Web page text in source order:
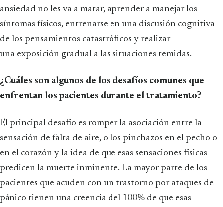
ansiedad no les va a matar, aprender a manejar los
síntomas físicos, entrenarse en una discusión cognitiva
de los pensamientos catastróficos y realizar
una exposición gradual a las situaciones temidas.
¿Cuáles son algunos de los desafíos comunes que
enfrentan los pacientes durante el tratamiento?
El principal desafío es romper la asociación entre la
sensación de falta de aire, o los pinchazos en el pecho o
en el corazón y la idea de que esas sensaciones físicas
predicen la muerte inminente. La mayor parte de los
pacientes que acuden con un trastorno por ataques de
pánico tienen una creencia del 100% de que esas